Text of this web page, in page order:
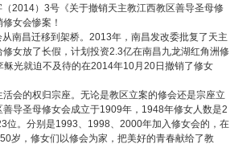
2014）3号《关于撤销天主教江西教区善导圣母修
女会惨案！
南昌迁移到架桥。2013年，南昌发改委批复了天主
女放了长假，计划投资2.3亿在南昌九龙湖红角洲修
光就迫不及待的在2014年10月20日撤销了修女
会的权归宗座。无论是教区立案的修会还是宗座立
导圣母修女会成立于1909年，1948年修女人数是2
位。分别是1993、1998、2000年加入修女会的，在
岁，修女们以修会为家，把美好的青春献给了教